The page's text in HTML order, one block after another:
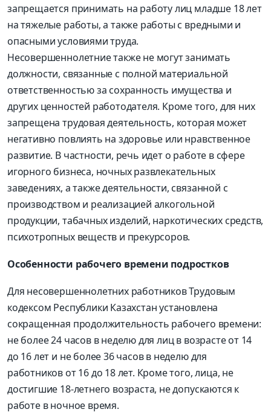
запрещается принимать на работу лиц младше 18 лет
на тяжелые работы, а также работы с вредными и
опасными условиями труда.
Несовершеннолетние также не могут занимать
должности, связанные с полной материальной
ответственностью за сохранность имущества и
других ценностей работодателя. Кроме того, для них
запрещена трудовая деятельность, которая может
негативно повлиять на здоровье или нравственное
развитие. В частности, речь идет о работе в сфере
игорного бизнеса, ночных развлекательных
заведениях, а также деятельности, связанной с
производством и реализацией алкогольной
продукции, табачных изделий, наркотических средств,
психотропных веществ и прекурсоров.
Особенности рабочего времени подростков
Для несовершеннолетних работников Трудовым
кодексом Республики Казахстан установлена
сокращенная продолжительность рабочего времени:
не более 24 часов в неделю для лиц в возрасте от 14
до 16 лет и не более 36 часов в неделю для
работников от 16 до 18 лет. Кроме того, лица, не
достигшие 18-летнего возраста, не допускаются к
работе в ночное время.